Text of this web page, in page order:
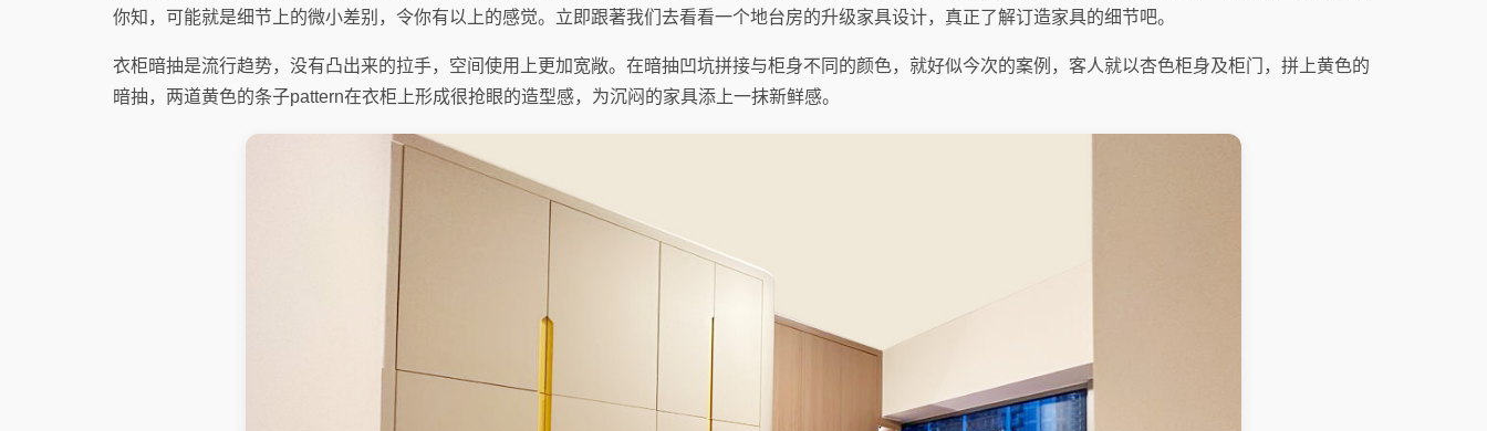
你知，可能就是细节上的微小差别，令你有以上的感觉。立即跟著我们去看看一个地台房的升级家具设计，真正了解订造家具的细节吧。
衣柜暗抽是流行趋势，没有凸出来的拉手，空间使用上更加宽敞。在暗抽凹坑拼接与柜身不同的颜色，就好似今次的案例，客人就以杏色柜身及柜门，拼上黄色的
暗抽，两道黄色的条子pattern在衣柜上形成很抢眼的造型感，为沉闷的家具添上一抹新鲜感。